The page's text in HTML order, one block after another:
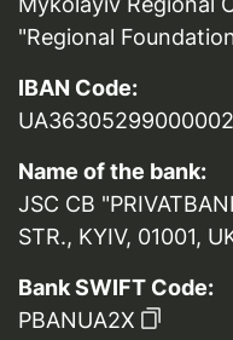
"Regional
IBAN Code:
Name of the bank:
JSC CB
STR., KYIV, 01001,
Bank SWIFT Code:
PBANUA2X